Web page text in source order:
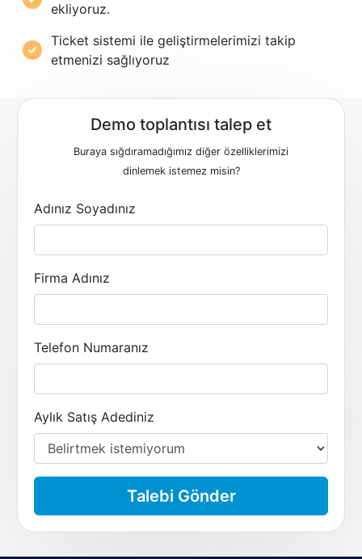
ekliyoruz.
Ticket sistemi ile geliştirmelerimizi takip
etmenizi sağlıyoruz
Demo toplantısı talep et
Buraya sığdıramadığımız diğer özelliklerimizi
dinlemek istemez misin?
Adınız Soyadınız
Firma Adınız
Telefon Numaranız
Aylık Satış Adediniz
Talebi Gönder